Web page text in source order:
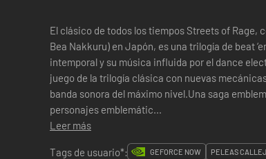
El clásico de todos los tiempos Streets of
Bea Nakkuru) en Japón, es una trilogía de beat
intemporal y su música influida por el dance
juego de la trilogía clásica con nuevas
banda sonora del máximo nivel.Una saga
personajes emblemátic...
Leer más
Tags de usuario*:
GEFORCE NOW PELEAS